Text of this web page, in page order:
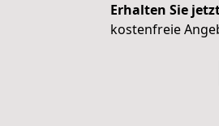
Erhalten Sie
kostenfreie